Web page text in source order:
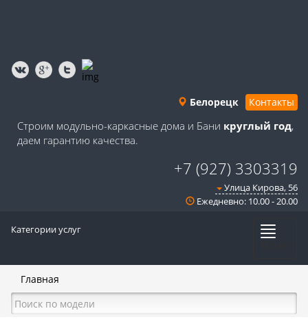
Белорецк Контакты
Строим модульно-каркасные дома и Бани круглый год,
даем гарантию качества.
+7 (927) 3303319
Улица Кирова, 56
Ежедневно: 10.00 - 20.00
Категории услуг
Главная